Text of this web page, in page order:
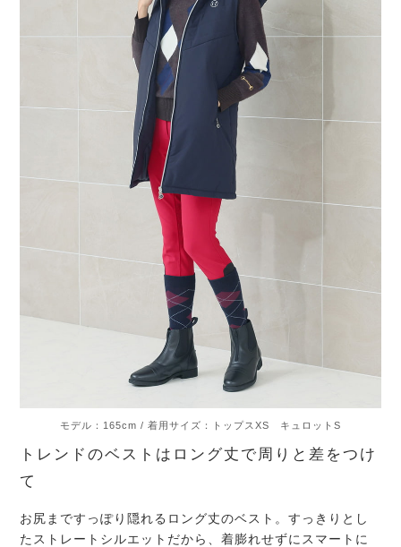
モデル：165cm / 着用サイズ：トップスXS キュロットS
トレンドのベストはロング丈で周りと差をつけ
て
お尻まですっぽり隠れるロング丈のベスト。すっきりとし
たストレートシルエットだから、着膨れせずにスマートに